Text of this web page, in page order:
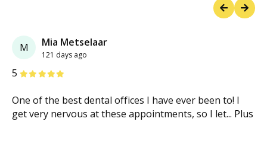
M Mia Metselaar
121 days ago
5 étoiles
One of the best dental offices I have ever been to! I
get very nervous at these appointments, so I let... Plus
T Tashi Saikia
102 days ago
5 étoiles
I have been going to Lakewood Dental from more
than ten years. Wonderful and very professional staff.
étoiles
étoiles
étoiles